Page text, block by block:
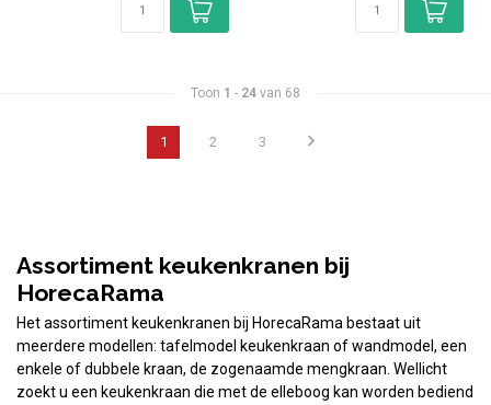
Toon 1 - 24 van 68
1 2 3
Assortiment keukenkranen bij
HorecaRama
Het assortiment keukenkranen bij HorecaRama bestaat uit
meerdere modellen: tafelmodel keukenkraan of wandmodel, een
enkele of dubbele kraan, de zogenaamde mengkraan. Wellicht
zoekt u een keukenkraan die met de elleboog kan worden bediend